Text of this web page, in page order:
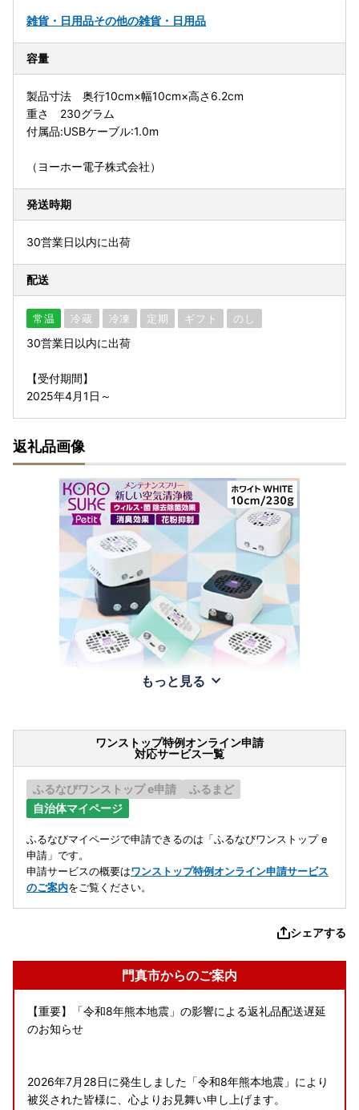
雑貨・日用品その他の雑貨・日用品
容量
製品寸法 奥行10cm×幅10cm×高さ6.2cm
重さ 230グラム
付属品:USBケーブル:1.0m
（ヨーホー電子株式会社）
発送時期
30営業日以内に出荷
配送
常温 冷蔵 冷凍 定期 ギフト のし
30営業日以内に出荷
【受付期間】
2025年4月1日～
返礼品画像
もっと見る
ワンストップ特例オンライン申請
対応サービス一覧
ふるなびワンストップ e申請
ふるまど
自治体マイページ
ふるなびマイページで申請できるのは「ふるなびワンストップ e
申請」です。
申請サービスの概要はワンストップ特例オンライン申請サービス
のご案内をご覧ください。
シェアする
門真市からのご案内
【重要】「令和8年熊本地震」の影響による返礼品配送遅延
のお知らせ
2026年7月28日に発生しました「令和8年熊本地震」により
被災された皆様に、心よりお見舞い申し上げます。